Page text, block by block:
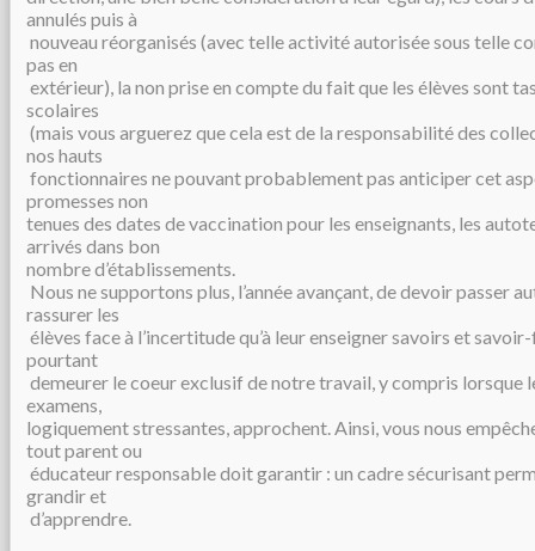
annulés puis à
nouveau réorganisés (avec telle activité autorisée sous telle
pas en
extérieur), la non prise en compte du fait que les élèves sont
scolaires
(mais vous arguerez que cela est de la responsabilité des
nos hauts
fonctionnaires ne pouvant probablement pas anticiper cet
promesses non
tenues des dates de vaccination pour les enseignants, les
arrivés dans bon
nombre d’établissements.
Nous ne supportons plus, l’année avançant, de devoir passer
rassurer les
élèves face à l’incertitude qu’à leur enseigner savoirs et
pourtant
demeurer le coeur exclusif de notre travail, y compris lorsque
examens,
logiquement stressantes, approchent. Ainsi, vous nous
tout parent ou
éducateur responsable doit garantir : un cadre sécurisant
grandir et
d’apprendre.